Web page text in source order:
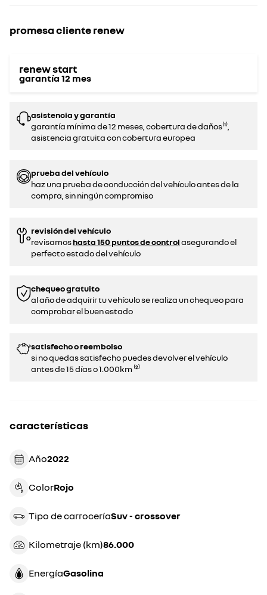
promesa cliente renew
renew start
garantía 12 mes
asistencia y garantía
garantía mínima de 12 meses, cobertura de daños⁽¹⁾,
asistencia gratuita con cobertura europea
prueba del vehículo
haz una prueba de conducción del vehículo antes de la
compra, sin ningún compromiso‌
revisión del vehículo
revisamoshasta 150 puntos de controlasegurando el
perfecto estado del vehículo
chequeo gratuito
al año de adquirir tu vehículo se realiza un chequeo para
comprobar el buen estado​​
satisfecho o reembolso
si no quedas satisfecho puedes devolver el vehículo
antes de 15 días o 1.000km ⁽²⁾
características
Año 2022
Color rojo
Tipo de carrocería suv - crossover
Kilometraje (km) 86.000
Energía gasolina